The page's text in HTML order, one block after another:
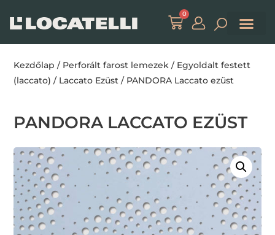
0
Kezdőlap / Perforált farost lemezek / Egyoldalt festett
(laccato) / Laccato Ezüst / PANDORA Laccato ezüst
PANDORA LACCATO EZÜST